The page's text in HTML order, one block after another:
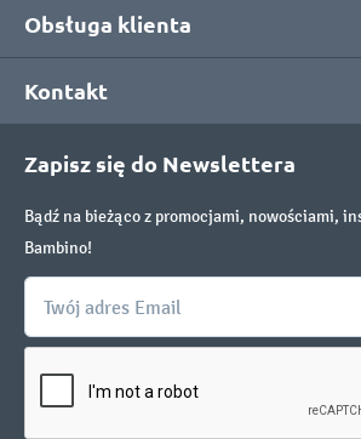
Obsługa klienta
Kontakt
Zapisz się do Newslettera
Bądź na bieżąco z promocjami, nowościami,
Bambino!